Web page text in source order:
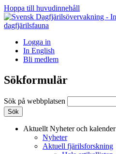
Hoppa till huvudinnehåll
Logga in
In English
Bli medlem
Sökformulär
Sök på webbplatsen
Aktuellt Nyheter och kalender
Nyheter
Aktuell fjärilsforskning